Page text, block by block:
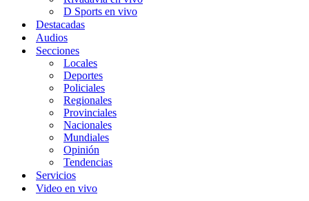
D Sports en vivo
Destacadas
Audios
Secciones
Locales
Deportes
Policiales
Regionales
Provinciales
Nacionales
Mundiales
Opinión
Tendencias
Servicios
Video en vivo